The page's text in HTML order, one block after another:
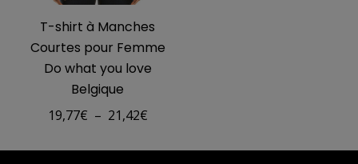
T-shirt à Manches
Courtes pour Femme
Do what you love
Belgique
19,77€ – 21,42€Plage